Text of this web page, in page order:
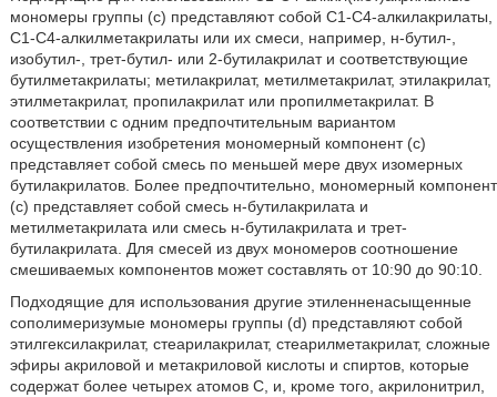
мономеры группы (c) представляют собой С1-С4-алкилакрилаты,
С1-С4-алкилметакрилаты или их смеси, например, н-бутил-,
изобутил-, трет-бутил- или 2-бутилакрилат и соответствующие
бутилметакрилаты; метилакрилат, метилметакрилат, этилакрилат,
этилметакрилат, пропилакрилат или пропилметакрилат. В
соответствии с одним предпочтительным вариантом
осуществления изобретения мономерный компонент (c)
представляет собой смесь по меньшей мере двух изомерных
бутилакрилатов. Более предпочтительно, мономерный компонент
(c) представляет собой смесь н-бутилакрилата и
метилметакрилата или смесь н-бутилакрилата и трет-
бутилакрилата. Для смесей из двух мономеров соотношение
смешиваемых компонентов может составлять от 10:90 до 90:10.
Подходящие для использования другие этиленненасыщенные
сополимеризумые мономеры группы (d) представляют собой
этилгексилакрилат, стеарилакрилат, стеарилметакрилат, сложные
эфиры акриловой и метакриловой кислоты и спиртов, которые
содержат более четырех атомов C, и, кроме того, акрилонитрил,